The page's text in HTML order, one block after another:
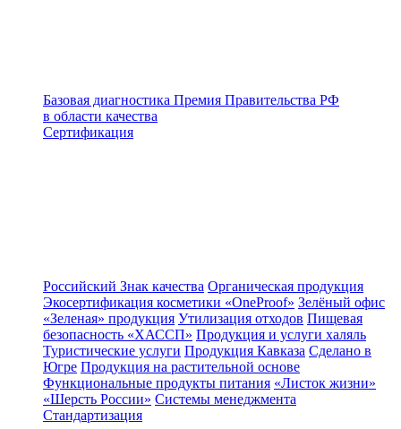
Базовая диагностика Премия Правительства РФ
в области качества
Сертификация
Российский Знак качества Органическая продукция
Экосертификация косметики «OneProof» Зелёный офис
«Зеленая» продукция Утилизация отходов Пищевая
безопасность «ХАССП» Продукция и услуги халяль
Туристические услуги Продукция Кавказа Сделано в
Югре Продукция на растительной основе
Функциональные продукты питания «Листок жизни»
«Шерсть России» Системы менеджмента
Стандартизация